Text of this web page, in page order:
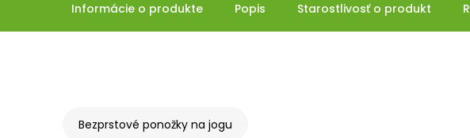
Informácie o produkte Popis Starostlivosť o produkt
Bezprstové ponožky na jogu